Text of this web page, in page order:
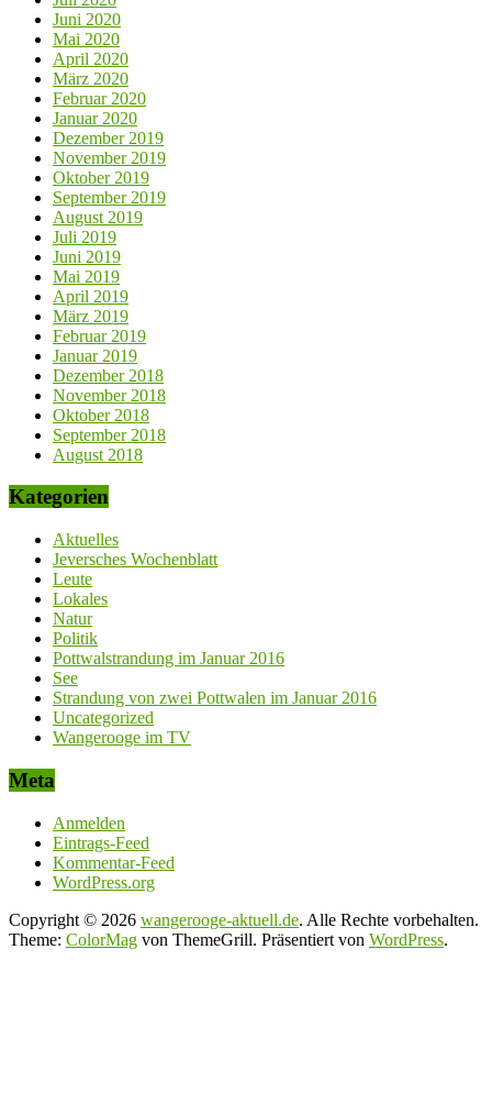
Juni 2020
Mai 2020
April 2020
März 2020
Februar 2020
Januar 2020
Dezember 2019
November 2019
Oktober 2019
September 2019
August 2019
Juli 2019
Juni 2019
Mai 2019
April 2019
März 2019
Februar 2019
Januar 2019
Dezember 2018
November 2018
Oktober 2018
September 2018
August 2018
Kategorien
Aktuelles
Jeversches Wochenblatt
Leute
Lokales
Natur
Politik
Pottwalstrandung im Januar 2016
See
Strandung von zwei Pottwalen im Januar 2016
Uncategorized
Wangerooge im TV
Meta
Anmelden
Eintrags-Feed
Kommentar-Feed
WordPress.org
Copyright © 2026 wangerooge-aktuell.de. Alle Rechte vorbehalten.
Theme: ColorMag von ThemeGrill. Präsentiert von WordPress.